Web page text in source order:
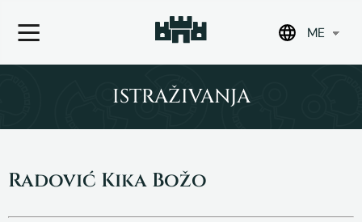
ME
ISTRAŽIVANJA
Radović Kika Božo